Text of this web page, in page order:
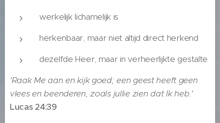
werkelijk lichamelijk is
herkenbaar, maar niet altijd direct herkend
dezelfde Heer, maar in verheerlijkte gestalte
'Raak Me aan en kijk goed; een geest heeft geen
vlees en beenderen, zoals jullie zien dat Ik heb.'
Lucas 24:39